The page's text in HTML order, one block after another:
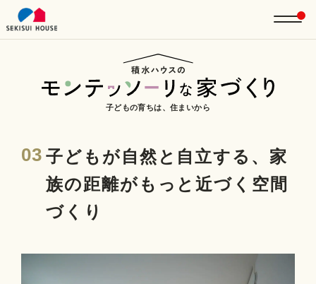
子どもの育ちは、住まいから
03 子どもが自然と自立する、家
族の距離がもっと近づく空間
づくり